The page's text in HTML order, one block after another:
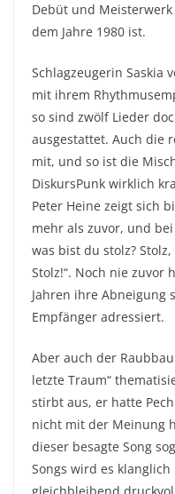
Debüt und
dem Jahre 1980 ist.
Schlagzeugerin Saskia
mit ihrem
so sind zwölf Lieder
ausgestattet. Auch die
mit, und so ist die
DiskursPunk wirklich
Peter Heine zeigt sich
mehr als zuvor, und bei
was bist du stolz?
Stolz!“. Noch nie zuvor
Jahren ihre Abneigung
Empfänger adressiert.
Aber auch der
letzte Traum“
stirbt aus, er hatte
nicht mit der Meinung
dieser besagte Song
Songs wird es